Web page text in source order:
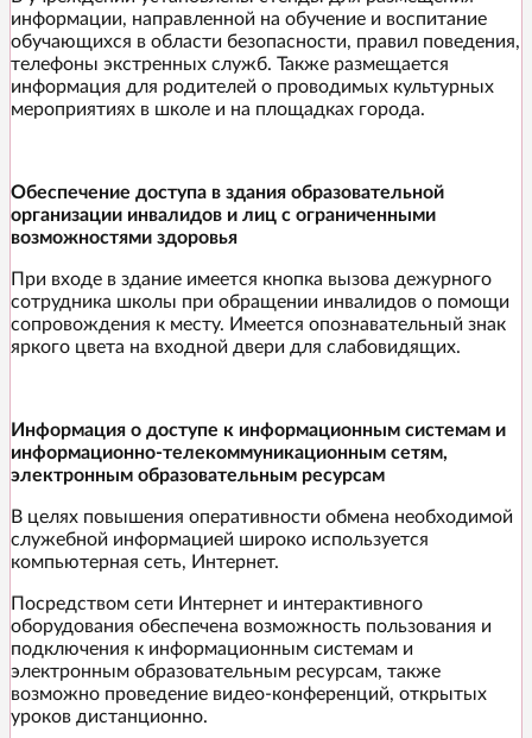
информации, направленной на обучение и воспитание
обучающихся в области безопасности, правил поведения,
телефоны экстренных служб. Также размещается
информация для родителей о проводимых культурных
мероприятиях в школе и на площадках города.
Обеспечение доступа в здания образовательной
организации инвалидов и лиц с ограниченными
возможностями здоровья
При входе в здание имеется кнопка вызова дежурного
сотрудника школы при обращении инвалидов о помощи
сопровождения к месту. Имеется опознавательный знак
яркого цвета на входной двери для слабовидящих.
Информация о доступе к информационным системам и
информационно-телекоммуникационным сетям,
электронным образовательным ресурсам
В целях повышения оперативности обмена необходимой
служебной информацией широко используется
компьютерная сеть, Интернет.
Посредством сети Интернет и интерактивного
оборудования обеспечена возможность пользования и
подключения к информационным системам и
электронным образовательным ресурсам, также
возможно проведение видео-конференций, открытых
уроков дистанционно.